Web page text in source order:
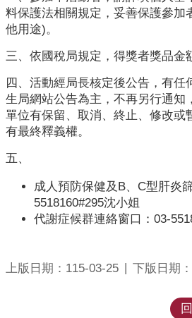
測
驗
核
菌
素
測
兒
童
牙
齒
氟
料保護法相關規定，妥善保護參加
他用途)。
三、依國稅局規定，得獎者獎品金
四、活動經局長核定後公告，有任
生局網站公告為主，不再另行通知
單位有保留、取消、終止、修改或
有最終釋義權。
五、
成人預防保健及B、C型肝炎
5518160#295沈小姐
代謝症候群連絡窗口：03-
上版日期：115-03-25 下版日期